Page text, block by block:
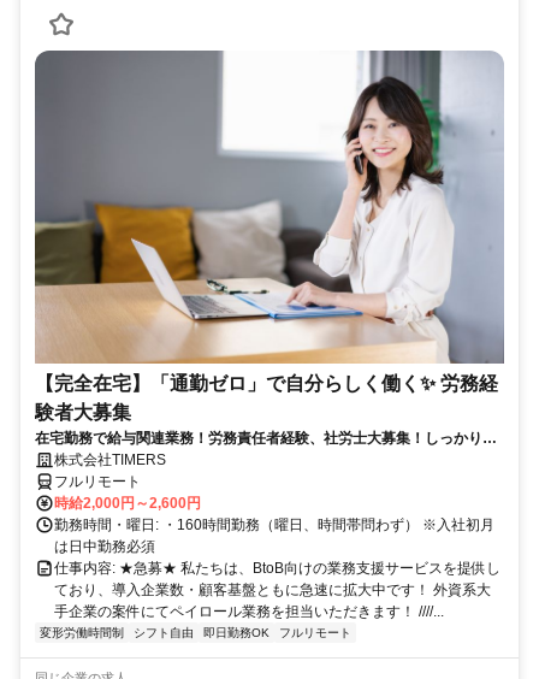
【完全在宅】「通勤ゼロ」で自分らしく働く✨ 労務経
験者大募集
在宅勤務で給与関連業務！労務責任者経験、社労士大募集！しっかり稼
ぎたい方、注目！
株式会社TIMERS
フルリモート
時給2,000円～2,600円
勤務時間・曜日: ・160時間勤務（曜日、時間帯問わず） ※入社初月
は日中勤務必須
仕事内容: ★急募★ 私たちは、BtoB向けの業務支援サービスを提供し
ており、導入企業数・顧客基盤ともに急速に拡大中です！ 外資系大
手企業の案件にてペイロール業務を担当いただきます！ ////...
変形労働時間制 シフト自由 即日勤務OK フルリモート